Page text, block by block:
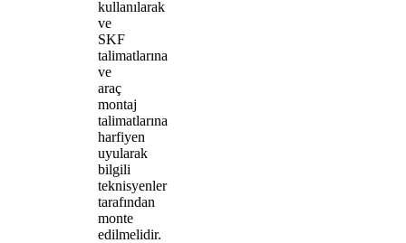
kullanılarak
ve
SKF
talimatlarına
ve
araç
montaj
talimatlarına
harfiyen
uyularak
bilgili
teknisyenler
tarafından
monte
edilmelidir.